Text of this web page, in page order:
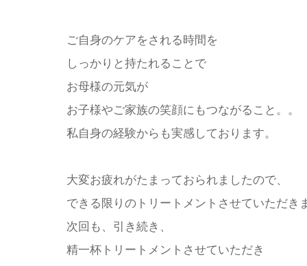
ご自身のケアをされる時間を
しっかりと持たれることで
お母様の元気が
お子様やご家族の笑顔にもつながること。。
私自身の経験からも実感しております。
大変お疲れがたまっておられましたので、
できる限りのトリートメントさせていただき
次回も、引き続き、
精一杯トリートメントさせていただき